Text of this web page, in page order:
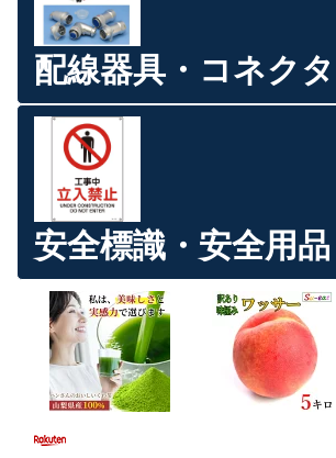
配線器具・コネク
安全標識・安全用品